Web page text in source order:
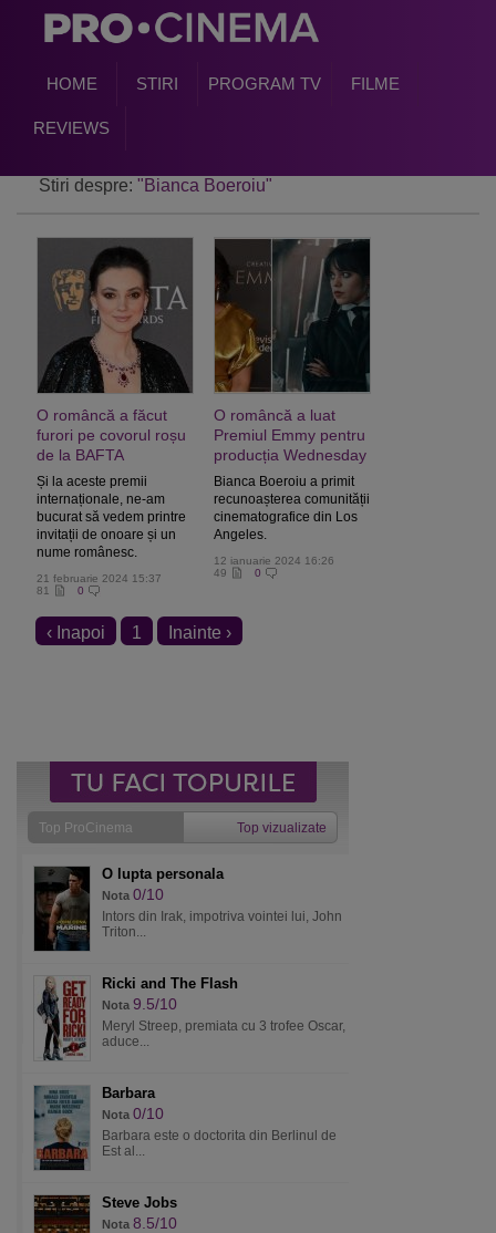
HOME STIRI PROGRAM TV FILME
REVIEWS
Stiri despre: "Bianca Boeroiu"
O româncă a făcut
furori pe covorul roșu
de la BAFTA
Și la aceste premii
internaționale, ne-am
bucurat să vedem printre
invitații de onoare și un
nume românesc.
21 februarie 2024 15:37
81
0
O româncă a luat
Premiul Emmy pentru
producția Wednesday
Bianca Boeroiu a primit
recunoașterea comunității
cinematografice din Los
Angeles.
12 ianuarie 2024 16:26
49
0
‹ Inapoi 1 Inainte ›
Top ProCinema Top vizualizate
O lupta personala
Nota 0/10
Intors din Irak, impotriva vointei lui, John
Triton...
Ricki and The Flash
Nota 9.5/10
Meryl Streep, premiata cu 3 trofee Oscar,
aduce...
Barbara
Nota 0/10
Barbara este o doctorita din Berlinul de
Est al...
Steve Jobs
Nota 8.5/10